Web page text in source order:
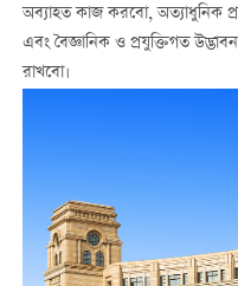
অব্যাহত কাজ করবো, অত্যাধুনিক
এবং বৈজ্ঞানিক ও প্রযুক্তিগত
রাখবো।